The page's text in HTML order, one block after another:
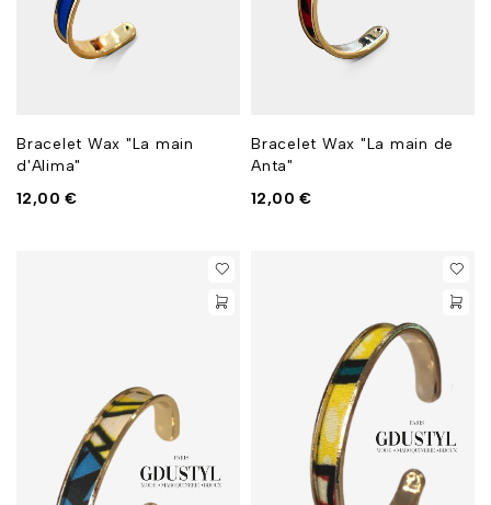
Bracelet Wax "La main
d'Alima"
12,00€
Bracelet Wax "La main de
Anta"
12,00€